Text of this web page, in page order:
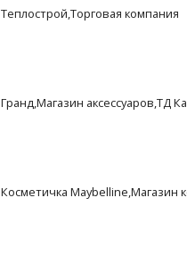
Теплострой,Торговая компания
Гранд,Магазин аксессуаров,ТД
Косметичка Maybelline,Магазин